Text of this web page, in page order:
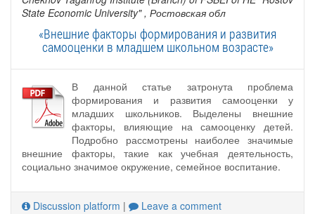
State Economic University" , Ростовская обл
«Внешние факторы формирования и развития
самооценки в младшем школьном возрасте»
В данной статье затронута проблема
формирования и развития самооценки у
младших школьников. Выделены внешние
факторы, влияющие на самооценку детей.
Подробно рассмотрены наиболее значимые
внешние факторы, такие как учебная деятельность,
социально значимое окружение, семейное воспитание.
Discussion platform | Leave a comment